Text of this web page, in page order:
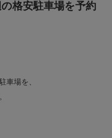
格安駐車場を予約
車場を、